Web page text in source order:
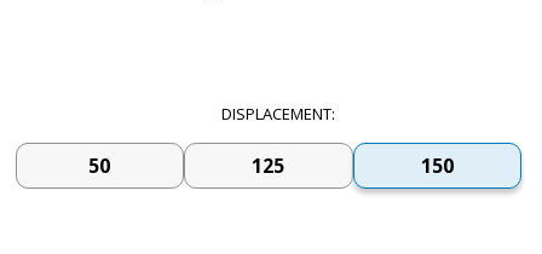
DISPLACEMENT:
50 125 150